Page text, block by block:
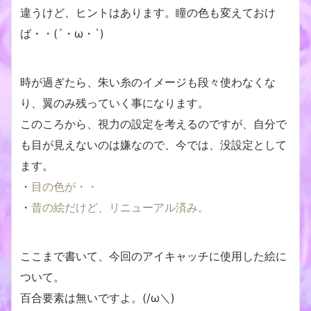
違うけど、ヒントはあります。瞳の色も変えておけ
ば・・(´・ω・`)
時が過ぎたら、朱い糸のイメージも段々使わなくな
り、翼のみ残っていく事になります。
このころから、視力の設定を考えるのですが、自分で
も目が見えないのは嫌なので、今では、没設定として
ます。
・ 目の色が・・
・ 昔の絵だけど、リニューアル済み。
ここまで書いて、今回のアイキャッチに使用した絵に
ついて。
百合要素は無いですよ。(/ω＼)